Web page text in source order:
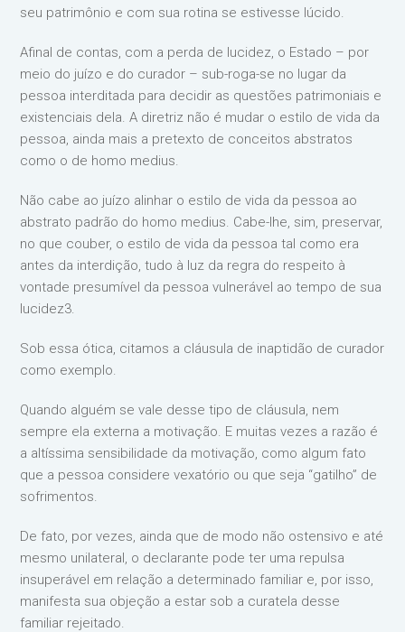
seu patrimônio e com sua rotina se estivesse lúcido.
Afinal de contas, com a perda de lucidez, o Estado – por
meio do juízo e do curador – sub-roga-se no lugar da
pessoa interditada para decidir as questões patrimoniais e
existenciais dela. A diretriz não é mudar o estilo de vida da
pessoa, ainda mais a pretexto de conceitos abstratos
como o de homo medius.
Não cabe ao juízo alinhar o estilo de vida da pessoa ao
abstrato padrão do homo medius. Cabe-lhe, sim, preservar,
no que couber, o estilo de vida da pessoa tal como era
antes da interdição, tudo à luz da regra do respeito à
vontade presumível da pessoa vulnerável ao tempo de sua
lucidez3.
Sob essa ótica, citamos a cláusula de inaptidão de curador
como exemplo.
Quando alguém se vale desse tipo de cláusula, nem
sempre ela externa a motivação. E muitas vezes a razão é
a altíssima sensibilidade da motivação, como algum fato
que a pessoa considere vexatório ou que seja “gatilho” de
sofrimentos.
De fato, por vezes, ainda que de modo não ostensivo e até
mesmo unilateral, o declarante pode ter uma repulsa
insuperável em relação a determinado familiar e, por isso,
manifesta sua objeção a estar sob a curatela desse
familiar rejeitado.